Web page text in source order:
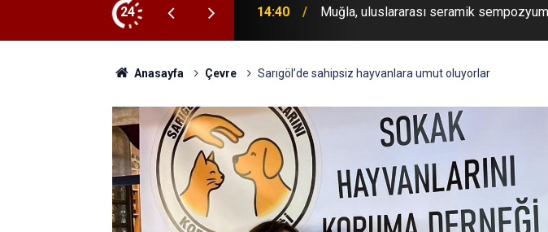
24
ev sahipliği yapacak 14:38 Üzümcünün kulağı TMO ve TARİŞ’te
Anasayfa Çevre Sarıgöl’de sahipsiz hayvanlara umut oluyorlar